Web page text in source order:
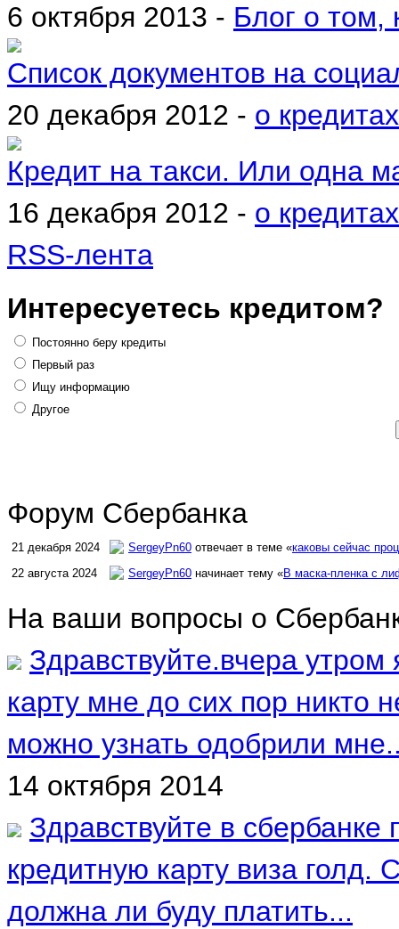
6 октября 2013 - Блог о том,
Список документов на
20 декабря 2012 - о кредитах
Кредит на такси. Или одна
16 декабря 2012 - о кредитах
RSS-лента
Интересуетесь кредитом?
Постоянно беру кредиты
Первый раз
Ищу информацию
Другое
Форум Сбербанка
21 декабря 2024 SergeyPn60 отвечает в теме «каковы сейчас
22 августа 2024
SergeyPn60 начинает тему «В маска-пленка с
На ваши вопросы о
Здравствуйте.вчера
карту мне до сих пор никто
можно узнать одобрили
14 октября 2014
Здравствуйте в
кредитную карту виза голд.
должна ли буду платить...